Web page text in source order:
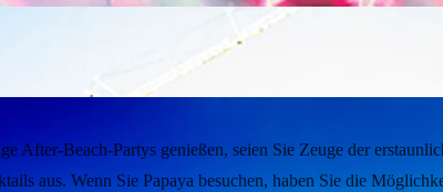
und Zrće wohnen
After-Beach-Partys genießen, seien Sie Zeuge der
aus. Wenn Sie Papaya besuchen, haben Sie die